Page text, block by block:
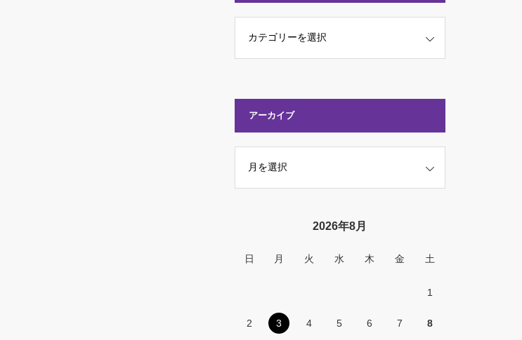
アーカイブ
2026年8月
日 月 火 水 木 金 土
1
2 3 4 5 6 7 8